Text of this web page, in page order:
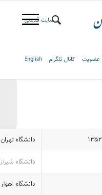
سایت قدیمی
عضویت کانال تلگرام English
دانشگاه
دانشگاه شیراز
دانشگاه اهواز